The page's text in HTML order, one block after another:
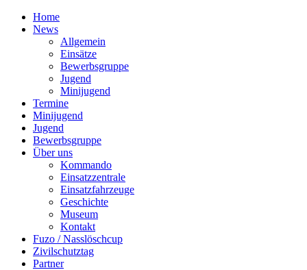
Home
News
Allgemein
Einsätze
Bewerbsgruppe
Jugend
Minijugend
Termine
Minijugend
Jugend
Bewerbsgruppe
Über uns
Kommando
Einsatzzentrale
Einsatzfahrzeuge
Geschichte
Museum
Kontakt
Fuzo / Nasslöschcup
Zivilschutztag
Partner